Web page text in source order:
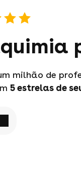
milhão de
5 estrelas de